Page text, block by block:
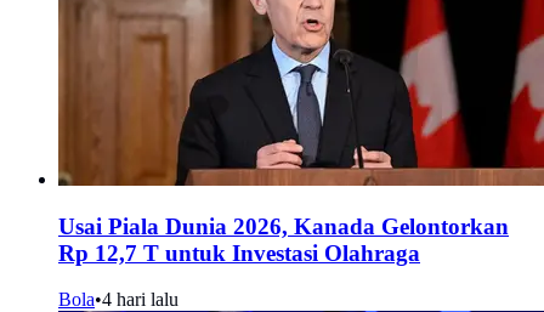
Usai Piala Dunia 2026, Kanada Gelontorkan
Rp 12,7 T untuk Investasi Olahraga
Bola•4 hari lalu